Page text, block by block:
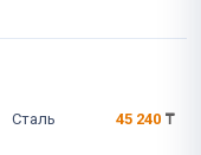
Сталь 45 240 ₸